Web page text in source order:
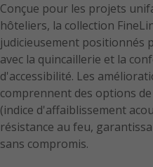
Conçue pour les projets
hôteliers, la collection
judicieusement positionnés
avec la quincaillerie et la
d'accessibilité. Les
comprennent des options
(indice d'affaiblissement
résistance au feu,
sans compromis.